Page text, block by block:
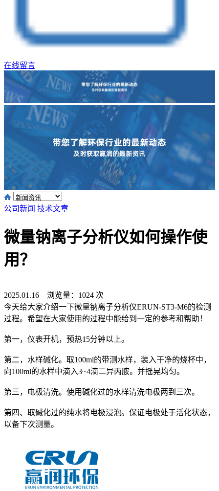
在线留言
公司新闻 技术文章
微量钠离子分析仪如何操作使
用？
2025.01.16 浏览量：1024 次
今天给大家介绍一下微量钠离子分析仪ERUN-ST3-M6的检测
过程。希望在大家使用的过程中能给到一定的参考和帮助！
第一，仪表开机，预热15分钟以上。
第二，水样碱化。取100ml的带测水样，装入干净的烧杯中，
向100ml的水样中滴入3~4滴二异丙胺。并摇晃均匀。
第三，电极清洗。使用碱化过的水样清洗电极两到三次。
第四、取碱化过的纯水将电极浸泡。保证电极处于活化状态，
以备下次测量。